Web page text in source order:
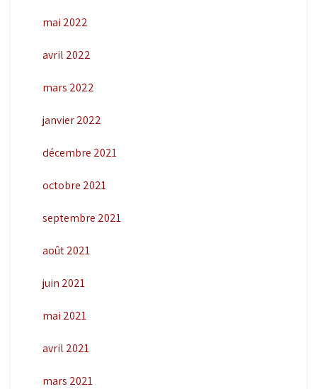
mai 2022
avril 2022
mars 2022
janvier 2022
décembre 2021
octobre 2021
septembre 2021
août 2021
juin 2021
mai 2021
avril 2021
mars 2021